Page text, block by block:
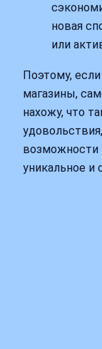
новая
или
Поэтому,
магазины,
нахожу, что
возможности
уникальное и